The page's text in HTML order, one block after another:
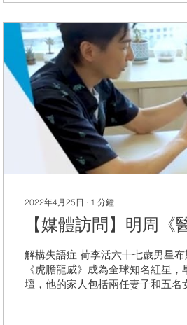
#MaggieSun
2022年4月25日 ∙ 1 分鐘
【媒體訪問】明周
解構失語症 荷李活六十七歲男星
《虎膽龍威》成為全球知名紅星
壇，他的家人包括兩任妻子和五